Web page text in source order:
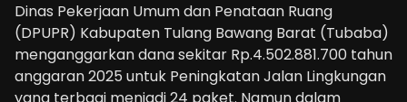
Dinas Pekerjaan Umum dan Penataan Ruang
(DPUPR) Kabupaten Tulang Bawang Barat (Tubaba)
menganggarkan dana sekitar Rp.4.502.881.700 tahun
anggaran 2025 untuk Peningkatan Jalan Lingkungan